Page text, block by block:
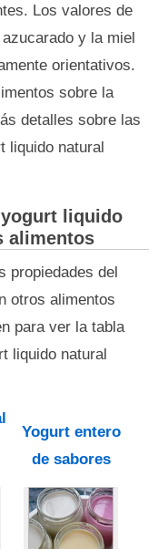
Los valores de
y la miel
orientativos.
sobre la
detalles sobre las
liquido natural
liquido
alimentos
propiedades del
otros alimentos
para ver la tabla
liquido natural
Yogurt entero
de sabores